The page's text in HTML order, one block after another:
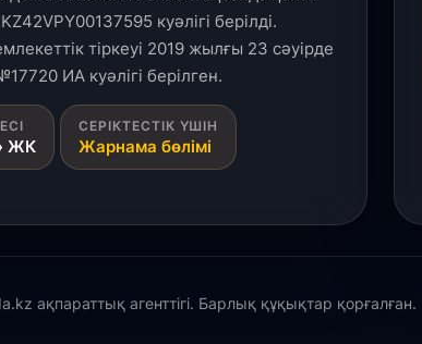
куәлігі берілді.
тіркеуі 2019 жылғы 23 сәуірде
ИА куәлігі берілген.
ЖК
СЕРІКТЕСТІК ҮШІН
Жарнама бөлімі
ақпараттық агенттігі. Барлық құқықтар қорғалған.